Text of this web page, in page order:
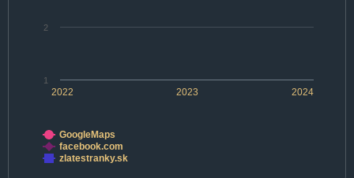
2022 2023 2024
1
2
GoogleMaps
facebook.com
zlatestranky.sk